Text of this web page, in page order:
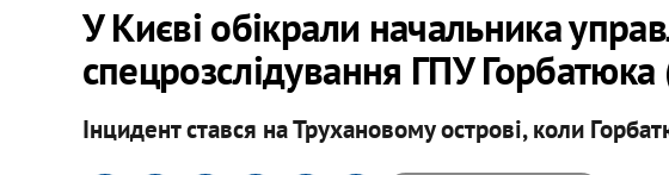
У Києві обікрали начальника
спецрозслідування ГПУ
Інцидент стався на Трухановому острові, коли